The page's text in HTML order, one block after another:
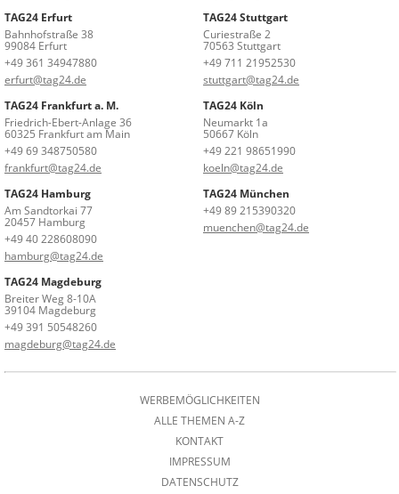
TAG24 Erfurt
Bahnhofstraße 38
99084 Erfurt
+49 361 34947880
erfurt@tag24.de
TAG24 Stuttgart
Curiestraße 2
70563 Stuttgart
+49 711 21952530
stuttgart@tag24.de
TAG24 Frankfurt a. M.
Friedrich-Ebert-Anlage 36
60325 Frankfurt am Main
+49 69 348750580
frankfurt@tag24.de
TAG24 Köln
Neumarkt 1a
50667 Köln
+49 221 98651990
koeln@tag24.de
TAG24 Hamburg
Am Sandtorkai 77
20457 Hamburg
+49 40 228608090
hamburg@tag24.de
TAG24 München
+49 89 215390320
muenchen@tag24.de
TAG24 Magdeburg
Breiter Weg 8-10A
39104 Magdeburg
+49 391 50548260
magdeburg@tag24.de
WERBEMÖGLICHKEITEN
ALLE THEMEN A-Z
KONTAKT
IMPRESSUM
DATENSCHUTZ